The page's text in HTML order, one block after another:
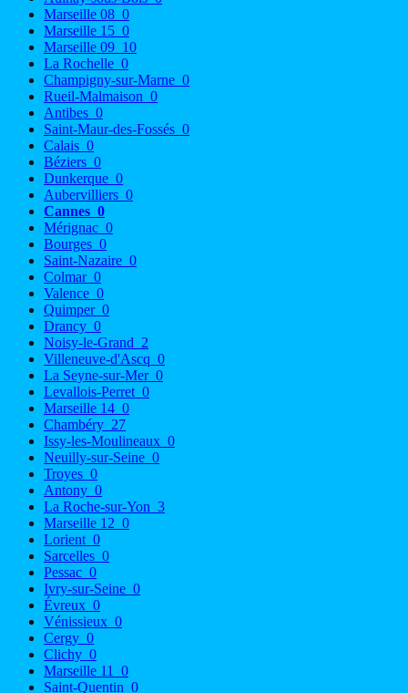
Marseille 08 0
Marseille 15 0
Marseille 09 10
La Rochelle 0
Champigny-sur-Marne 0
Rueil-Malmaison 0
Antibes 0
Saint-Maur-des-Fossés 0
Calais 0
Béziers 0
Dunkerque 0
Aubervilliers 0
Cannes 0
Mérignac 0
Bourges 0
Saint-Nazaire 0
Colmar 0
Valence 0
Quimper 0
Drancy 0
Noisy-le-Grand 2
Villeneuve-d'Ascq 0
La Seyne-sur-Mer 0
Levallois-Perret 0
Marseille 14 0
Chambéry 27
Issy-les-Moulineaux 0
Neuilly-sur-Seine 0
Troyes 0
Antony 0
La Roche-sur-Yon 3
Marseille 12 0
Lorient 0
Sarcelles 0
Pessac 0
Ivry-sur-Seine 0
Évreux 0
Vénissieux 0
Cergy 0
Clichy 0
Marseille 11
0
Saint-Quentin 0